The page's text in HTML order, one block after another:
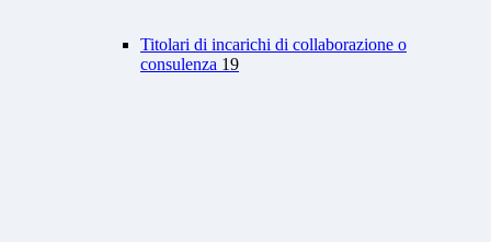
Titolari di incarichi di collaborazione o
consulenza 19